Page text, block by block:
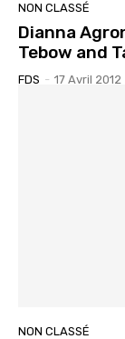
NON CLASSÉ
Dianna
Tebow and
FDS - 17 Avril 2012
NON CLASSÉ